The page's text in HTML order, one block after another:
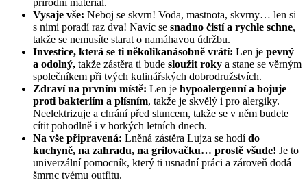
přírodní materiál.
Vysaje vše: Neboj se skvrn! Voda, mastnota, skvrny… len si
s nimi poradí raz dva! Navíc se snadno čistí a rychle schne,
takže se nemusíte starat o namáhavou údržbu.
Investice, která se ti několikanásobně vrátí: Len je pevný
a odolný, takže zástěra ti bude sloužit roky a stane se věrným
společníkem při tvých kulinářských dobrodružstvích.
Zdraví na prvním místě: Len je hypoalergenní a bojuje
proti bakteriím a plísním, takže je skvělý i pro alergiky.
Neelektrizuje a chrání před sluncem, takže se v něm budete
cítit pohodlně i v horkých letních dnech.
Na vše připravená: Lněná zástěra Lujza se hodído
kuchyně, na zahradu, na grilovačku… prostě všude! Je to
univerzální pomocník, který ti usnadní práci a zároveň dodá
šmrnc tvému outfitu.